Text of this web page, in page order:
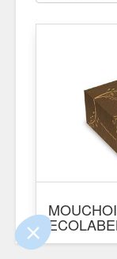
de ce site vous
aimerait bien vous
par
Réf.